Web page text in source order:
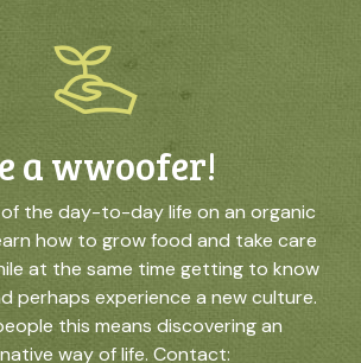
a wwoofer!
the day-to-day life on an organic
how to grow food and take care
at the same time getting to know
perhaps experience a new culture.
this means discovering an
way of life. Contact: